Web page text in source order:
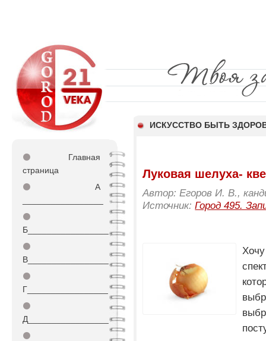
ИСКУССТВО БЫТЬ
⚫
Главная
страница
⚫
А
⚫
Б_________________
⚫
В_________________
⚫
Г_________________
⚫
Д_________________
⚫
Луковая шелуха-
Автор: Егоров И. В.,
Источник:Город 495.